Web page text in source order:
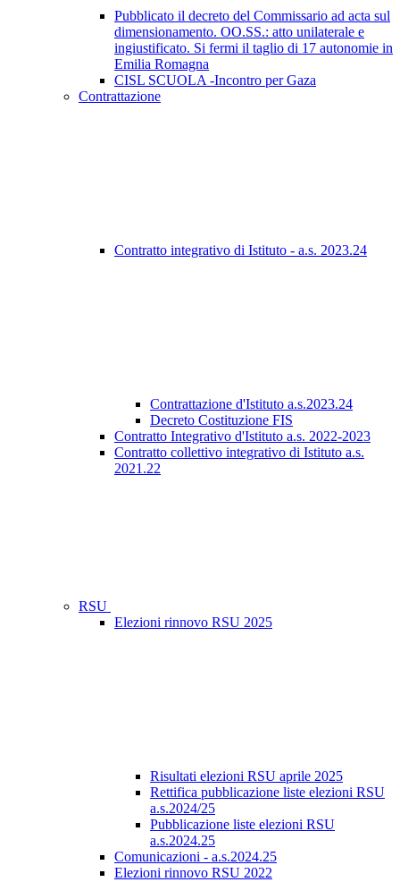
Pubblicato il decreto del Commissario ad acta sul
dimensionamento. OO.SS.: atto unilaterale e
ingiustificato. Si fermi il taglio di 17 autonomie in
Emilia Romagna
CISL SCUOLA -Incontro per Gaza
Contrattazione
Contratto integrativo di Istituto - a.s. 2023.24
Contrattazione d'Istituto a.s.2023.24
Decreto Costituzione FIS
Contratto Integrativo d'Istituto a.s. 2022-2023
Contratto collettivo integrativo di Istituto a.s.
2021.22
RSU
Elezioni rinnovo RSU 2025
Risultati elezioni RSU aprile 2025
Rettifica pubblicazione liste elezioni RSU
a.s.2024/25
Pubblicazione liste elezioni RSU
a.s.2024.25
Comunicazioni - a.s.2024.25
Elezioni rinnovo RSU 2022